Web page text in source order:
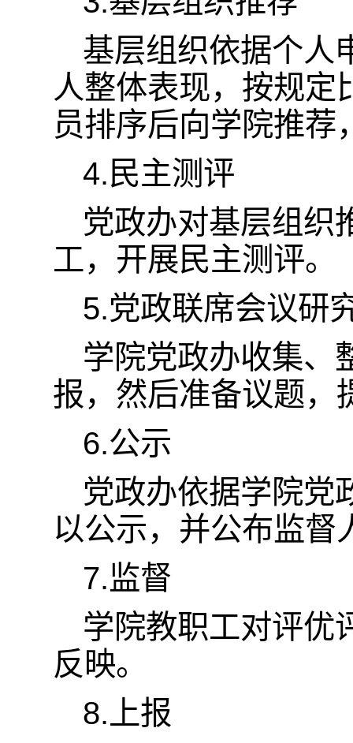
基层组织依据个人
人整体表现，按规定
员排序后向学院推荐
4.民主测评
党政办对基层组织
工，开展民主测评。
5.党政联席会议研
学院党政办收集、
报，然后准备议题，
6.公示
党政办依据学院党
以公示，并公布监督
7.监督
学院教职工对评优
反映。
8.上报